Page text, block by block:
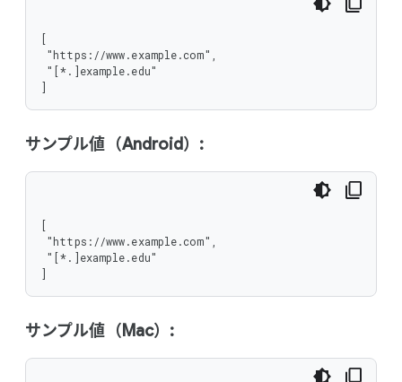
[
]
サンプル値（Android）:
[
]
サンプル値（Mac）: